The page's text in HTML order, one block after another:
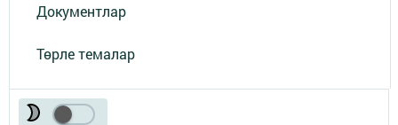
Документлар
Төрле темалар